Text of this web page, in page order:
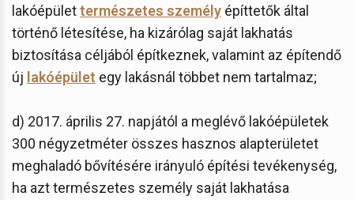
lakóépülettermészetes személy építtetők által
történő létesítése, ha kizárólag saját lakhatás
biztosítása céljából építkeznek, valamint az építendő
új lakóépület egy lakásnál többet nem tartalmaz;
d) 2017. április 27. napjától a meglévő lakóépületek
300 négyzetméter összes hasznos alapterületet
meghaladó bővítésére irányuló építési tevékenység,
ha azt természetes személy saját lakhatása